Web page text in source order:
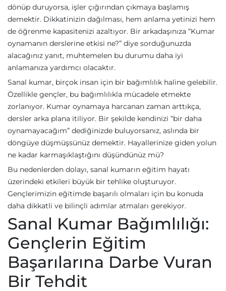
dönüp duruyorsa, işler çığırından çıkmaya başlamış
demektir. Dikkatinizin dağılması, hem anlama yetinizi hem
de öğrenme kapasitenizi azaltıyor. Bir arkadaşınıza “Kumar
oynamanın derslerine etkisi ne?” diye sorduğunuzda
alacağınız yanıt, muhtemelen bu durumu daha iyi
anlamanıza yardımcı olacaktır.
Sanal kumar, birçok insan için bir bağımlılık haline gelebilir.
Özellikle gençler, bu bağımlılıkla mücadele etmekte
zorlanıyor. Kumar oynamaya harcanan zaman arttıkça,
dersler arka plana itiliyor. Bir şekilde kendinizi “bir daha
oynamayacağım” dediğinizde buluyorsanız, aslında bir
döngüye düşmüşsünüz demektir. Hayallerinize giden yolun
ne kadar karmaşıklaştığını düşündünüz mü?
Bu nedenlerden dolayı, sanal kumarın eğitim hayatı
üzerindeki etkileri büyük bir tehlike oluşturuyor.
Gençlerimizin eğitimde başarılı olmaları için bu konuda
daha dikkatli ve bilinçli adımlar atmaları gerekiyor.
Sanal Kumar Bağımlılığı:
Gençlerin Eğitim
Başarılarına Darbe Vuran
Bir Tehdit